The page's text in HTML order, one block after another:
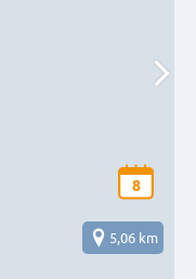
8
5,06 km